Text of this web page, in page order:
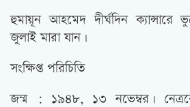
হুমায়ূন আহমেদ দীর্ঘদিন
জুলাই মারা যান।
সংক্ষিপ্ত পরিচিতি
জন্ম : ১৯৪৮, ১৩ নভেম্বর।